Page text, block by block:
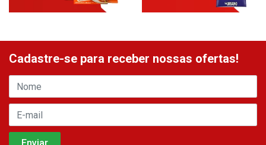
Cadastre-se para receber nossas ofertas!